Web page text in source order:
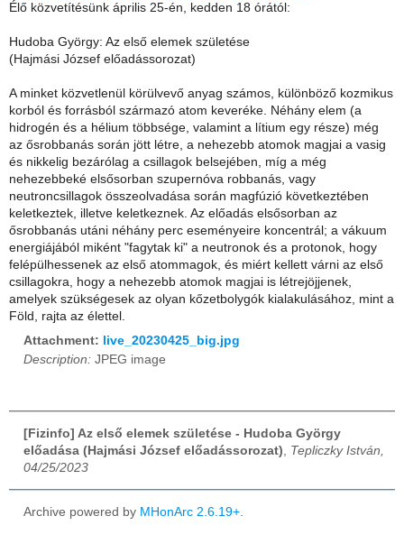
Élő közvetítésünk április 25-én, kedden 18 órától:
Hudoba György: Az első elemek születése
(Hajmási József előadássorozat)
A minket közvetlenül körülvevő anyag számos, különböző kozmikus
korból és forrásból származó atom keveréke. Néhány elem (a
hidrogén és a hélium többsége, valamint a lítium egy része) még
az ősrobbanás során jött létre, a nehezebb atomok magjai a vasig
és nikkelig bezárólag a csillagok belsejében, míg a még
nehezebbeké elsősorban szupernóva robbanás, vagy
neutroncsillagok összeolvadása során magfúzió következtében
keletkeztek, illetve keletkeznek. Az előadás elsősorban az
ősrobbanás utáni néhány perc eseményeire koncentrál; a vákuum
energiájából miként "fagytak ki" a neutronok és a protonok, hogy
felépülhessenek az első atommagok, és miért kellett várni az első
csillagokra, hogy a nehezebb atomok magjai is létrejöjjenek,
amelyek szükségesek az olyan kőzetbolygók kialakulásához, mint a
Föld, rajta az élettel.
Attachment:
live_20230425_big.jpg
Description: JPEG image
[Fizinfo] Az első elemek születése - Hudoba György
előadása (Hajmási József előadássorozat), Tepliczky István,
04/25/2023
Archive powered by MHonArc 2.6.19+.